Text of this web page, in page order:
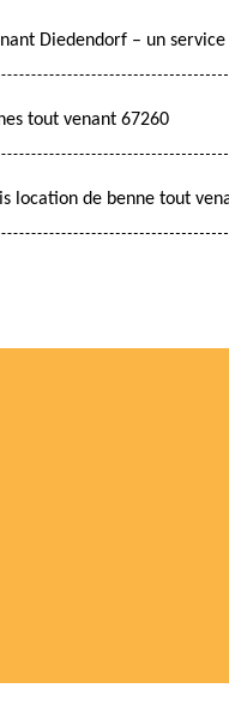
Diedendorf – un
tout venant 67260
location de benne tout